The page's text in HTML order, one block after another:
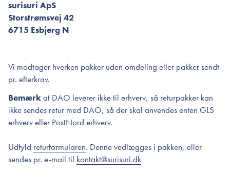
surisuri ApS
Storstrømsvej 42
6715 Esbjerg N
Vi modtager hverken pakker uden omdeling eller pakker sendt
pr. efterkrav.
Bemærkat DAO leverer ikke til erhverv, så returpakker kan
ikke sendes retur med DAO, så der skal anvendes enten GLS
erhverv eller PostNord erhverv.
Udfyld returformularen. Denne vedlægges i pakken, eller
sendes pr. e-mail til kontakt@surisuri.dk